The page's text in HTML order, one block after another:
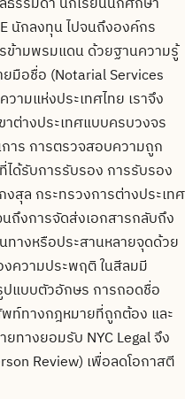
นักลงทุน ไปจนถึงองค์กร
ข้ามพรมแดน ด้วยฐานความรู้
มือชื่อ (Notarial Services
ามแห่งประเทศไทย เราจึง
าต่างประเทศแบบครบวงจร
าร การตรวจสอบความถูก
ด้รับการรับรอง การรับรอง
สุล กระทรวงการต่างประเทศ
ถึงการจัดส่งเอกสารกลับถึง
ทางหรือประสานหลายจุดด้วย
งความประพฤติ ในสีลมมี
ปแบบตัวอักษร การถอดชื่อ
ท์ทางกฎหมายที่ถูกต้อง และ
ทางยอมรับ NYC Legal จึง
Review) เพื่อลดโอกาสตี